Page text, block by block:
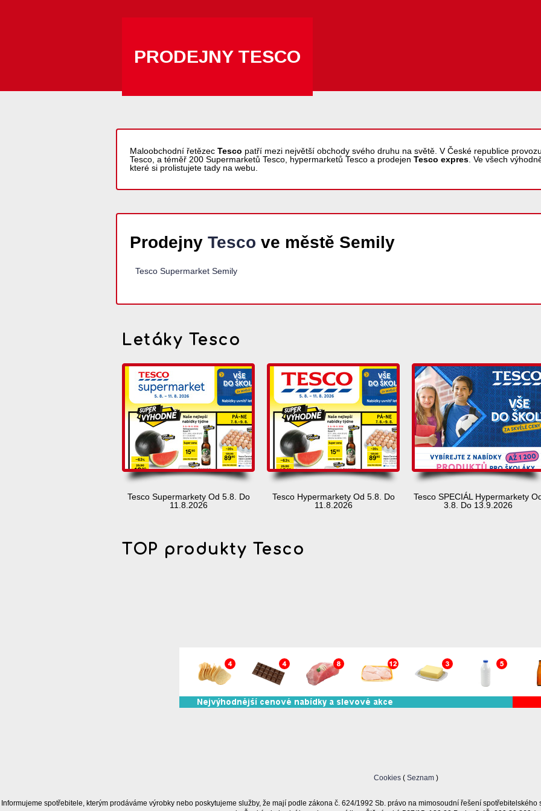
PRODEJNY TESCO
Maloobchodní řetězec Tesco patří mezi největší obchody svého druhu na světě. V České republice
Tesco, a téměř 200 Supermarketů Tesco, hypermarketů Tesco a prodejen Tesco expres . Ve všech
které si prolistujete tady na webu.
Prodejny Tesco ve městě Semily
Tesco Supermarket Semily
Letáky Tesco
Tesco Supermarkety Od 5.8. Do
11.8.2026
Tesco Hypermarkety Od 5.8. Do
11.8.2026
Tesco SPECIÁL Hypermarkety
3.8. Do 13.9.2026
TOP produkty Tesco
Cookies (Seznam )
Informujeme spotřebitele, kterým prodáváme výrobky nebo poskytujeme služby, že mají podle zákona č. 624/1992 Sb. právo na mimosoudní řešení